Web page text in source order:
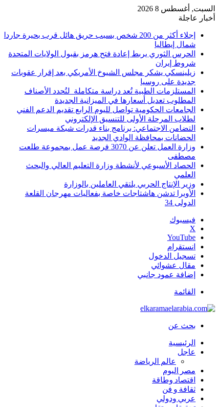
السبت, أغسطس 8 2026
أخبار عاجلة
إجلاء أكثر من 200 شخص بسبب حريق هائل قرب بحيرة جاردا
شمال إيطاليا
الحرس الثوري يربط إعادة فتح هرمز بقبول الولايات المتحدة
شروط إيران
زيلينسكي يشكر مجلس الشيوخ الأمريكي بعد إقرار عقوبات
جديدة على روسيا
المستلزمات الطبية تُعد دراسة متكاملة لتُحدد الأصناف
المطلوب تعديل أسعارها في الميزانية الجديدة
الجامعات الحكومية تواصل لليوم الرابع تقديم الدعم الفني
لطلاب المرحلة الأولى للتنسيق الإلكتروني
التضامن الاجتماعي: برنامج بناء قدرات شبكة ميسرات
الحضانات بمحافظة الوادي الجديد
وزارة العمل تعلن عن 3070 فرصة عمل بمجموعة طلعت
مصطفى
الحصاد الأسبوعي لأنشطة وزارة التعليم العالي والبحث
العلمي
وزير الإنتاج الحربي يلتقي العاملين بالوزارة
الأوبرا تدشن هاشتاجات خاصة بفعاليات مهرجان القلعة
الدولى 34
فيسبوك
‫X
‫YouTube
انستقرام
تسجيل الدخول
مقال عشوائي
إضافة عمود جانبي
القائمة
بحث عن
الرئيسية
عاجل
عالم الرياضة
مصر اليوم
اقتصاد وطاقة
ثقافة و فن
عربي ودولي